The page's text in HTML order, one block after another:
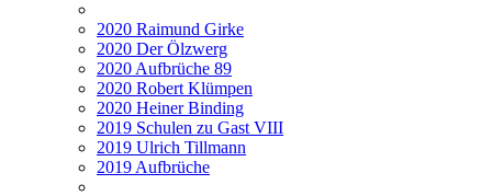
2020 Raimund Girke
2020 Der Ölzwerg
2020 Aufbrüche 89
2020 Robert Klümpen
2020 Heiner Binding
2019 Schulen zu Gast VIII
2019 Ulrich Tillmann
2019 Aufbrüche